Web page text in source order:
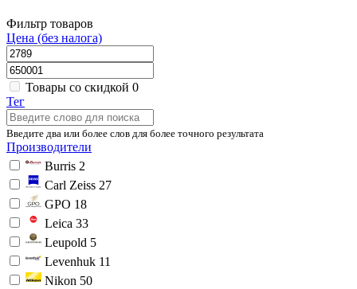
Фильтр товаров
Цена (без налога)
Товары со скидкой 0
Тег
Введите два или более слов для более точного результата
Производители
Burris 2
Carl Zeiss 27
GPO 18
Leica 33
Leupold 5
Levenhuk 11
Nikon 50